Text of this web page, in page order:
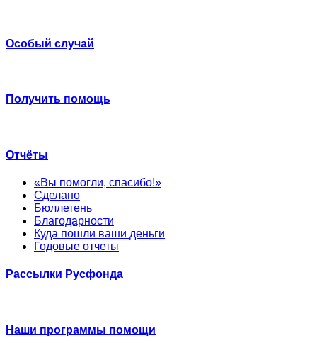
Особый случай
Получить помощь
Отчёты
«Вы помогли, спасибо!»
Сделано
Бюллетень
Благодарности
Куда пошли ваши деньги
Годовые отчеты
Рассылки Русфонда
Наши программы помощи